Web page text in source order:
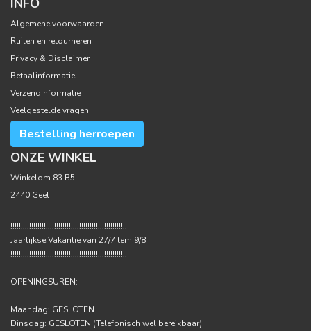
INFO
Algemene voorwaarden
Ruilen en retourneren
Privacy & Disclaimer
Betaalinformatie
Verzendinformatie
Veelgestelde vragen
Bestelling herroepen
ONZE WINKEL
Winkelom 83 B5
2440 Geel
!!!!!!!!!!!!!!!!!!!!!!!!!!!!!!!!!!!!!!!!!!!!!!!!!!!!!!!!
Jaarlijkse Vakantie van 27/7 tem 9/8
!!!!!!!!!!!!!!!!!!!!!!!!!!!!!!!!!!!!!!!!!!!!!!!!!!!!!!!!
OPENINGSUREN:
-------------------------
Maandag: GESLOTEN
Dinsdag: GESLOTEN (Telefonisch wel bereikbaar)